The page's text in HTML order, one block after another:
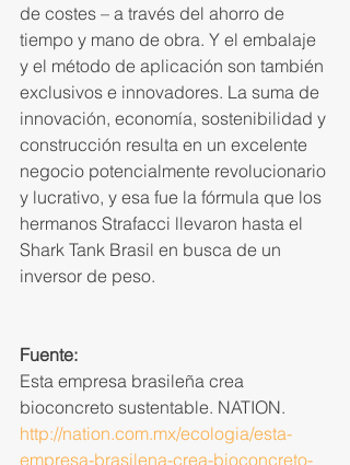
de costes – a través del ahorro de
tiempo y mano de obra. Y el embalaje
y el método de aplicación son también
exclusivos e innovadores. La suma de
innovación, economía, sostenibilidad y
construcción resulta en un excelente
negocio potencialmente revolucionario
y lucrativo, y esa fue la fórmula que los
hermanos Strafacci llevaron hasta el
Shark Tank Brasil en busca de un
inversor de peso.
Fuente:
Esta empresa brasileña crea
bioconcreto sustentable. NATION.
http://nation.com.mx/ecologia/esta-
empresa-brasilena-crea-bioconcreto-